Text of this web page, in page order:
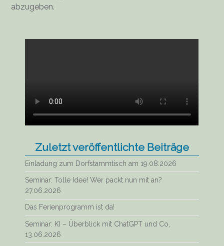
abzugeben.
Zuletzt veröffentlichte Beiträge
Einladung zum Dorfstammtisch am 19.08.2026
Seminar: Tolle Idee! Wer packt nun mit an?
27.06.2026
Das Ferienprogramm ist da!
Seminar: KI – Überblick mit ChatGPT und Co,
13.06.2026